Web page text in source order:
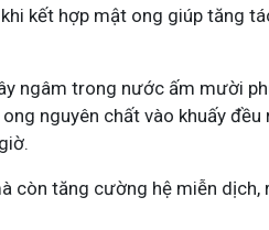
kết hợp mật ong giúp tăng
ngâm trong nước ấm mười
nguyên chất vào khuấy đều
còn tăng cường hệ miễn